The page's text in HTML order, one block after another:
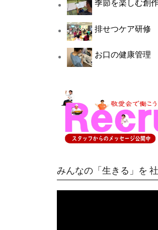
季節を楽しむ創
排せつケア研修
お口の健康管理
みんなの「生きる」を